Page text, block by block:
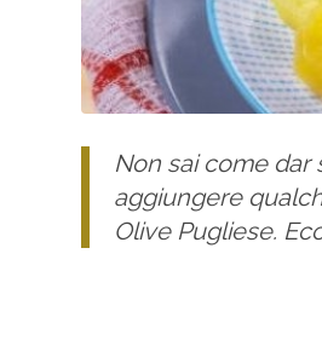
Non sai come dar
aggiungere
Olive Pugliese.